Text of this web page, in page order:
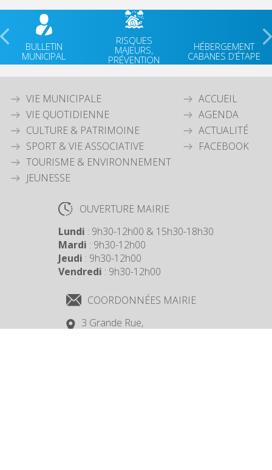
BULLETIN
MUNICIPAL
RISQUES
MAJEURS,
PRÉVENTION
HÉBERGEMENT
CABANES D’ÉTAPE
VIE MUNICIPALE
VIE QUOTIDIENNE
CULTURE & PATRIMOINE
SPORT & VIE ASSOCIATIVE
TOURISME & ENVIRONNEMENT
JEUNESSE
ACCUEIL
AGENDA
ACTUALITÉ
FACEBOOK
OUVERTURE MAIRIE
Lundi : 9h30-12h00 & 15h30-18h30
Mardi : 9h30-12h00
Jeudi : 9h30-12h00
Vendredi : 9h30-12h00
COORDONNÉES MAIRIE
3 Grande Rue,